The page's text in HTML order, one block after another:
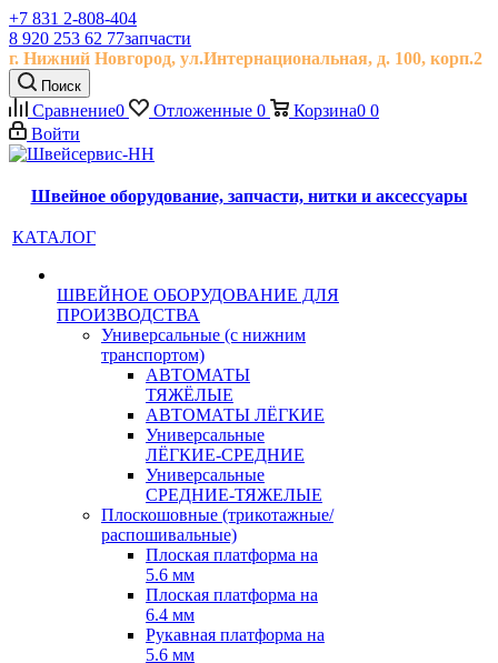
+7 831 2-808-404
8 920 253 62 77запчасти
г. Нижний Новгород, ул.Интернациональная, д. 100, корп.2
Поиск
Сравнение0 Отложенные 0 Корзина0 0
Войти
Швейное оборудование, запчасти, нитки и аксессуары
КАТАЛОГ
ШВЕЙНОЕ ОБОРУДОВАНИЕ ДЛЯ
ПРОИЗВОДСТВА
Универсальные (с нижним
транспортом)
АВТОМАТЫ
ТЯЖЁЛЫЕ
АВТОМАТЫ ЛЁГКИЕ
Универсальные
ЛЁГКИЕ-СРЕДНИЕ
Универсальные
СРЕДНИЕ-ТЯЖЕЛЫЕ
Плоскошовные (трикотажные/
распошивальные)
Плоская платформа на
5.6 мм
Плоская платформа на
6.4 мм
Рукавная платформа на
5.6 мм